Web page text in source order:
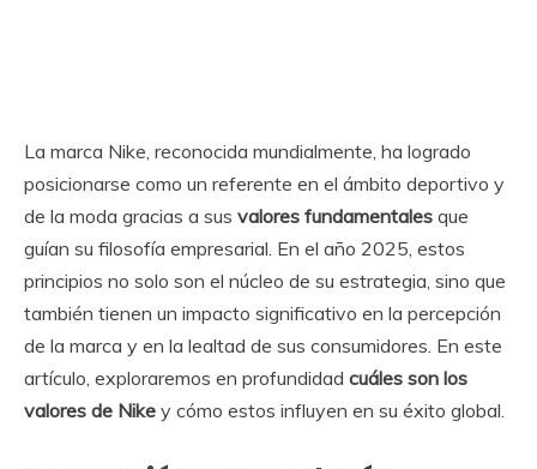
La marca Nike, reconocida mundialmente, ha logrado
posicionarse como un referente en el ámbito deportivo y
de la moda gracias a sus valores fundamentales que
guían su filosofía empresarial. En el año 2025, estos
principios no solo son el núcleo de su estrategia, sino que
también tienen un impacto significativo en la percepción
de la marca y en la lealtad de sus consumidores. En este
artículo, exploraremos en profundidad cuáles son los
valores de Nike y cómo estos influyen en su éxito global.